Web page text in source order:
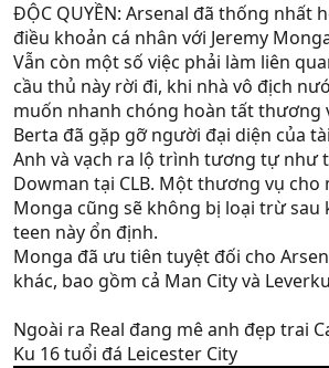
ĐỘC QUYỀN: Arsenal đã thống nhất
điều khoản cá nhân với Jeremy
Vẫn còn một số việc phải làm liên
cầu thủ này rời đi, khi nhà vô địch
muốn nhanh chóng hoàn tất thương
Berta đã gặp gỡ người đại diện của
Anh và vạch ra lộ trình tương tự như
Dowman tại CLB. Một thương vụ cho
Monga cũng sẽ không bị loại trừ sau
teen này ổn định.
Monga đã ưu tiên tuyệt đối cho
khác, bao gồm cả Man City và
Ngoài ra Real đang mê anh đẹp trai
Ku 16 tuổi đá Leicester City